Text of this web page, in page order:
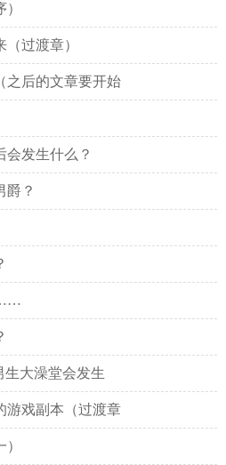
过渡章）
之后的文章要开始
会发生什么？
爵？
……
生大澡堂会发生
游戏副本（过渡章